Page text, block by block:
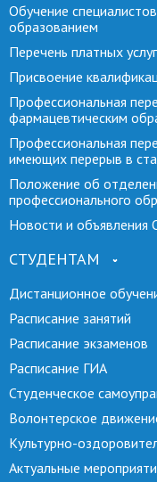
Обучение
образованием
Перечень платных услуг
Присвоение
Профессиональная
фармацевтическим
Профессиональная
имеющих перерыв в
Положение об
профессионального
Новости и
СТУДЕНТАМ
Дистанционное
Расписание занятий
Расписание экзаменов
Расписание ГИА
Студенческое
Волонтерское
Культурно-
Актуальные